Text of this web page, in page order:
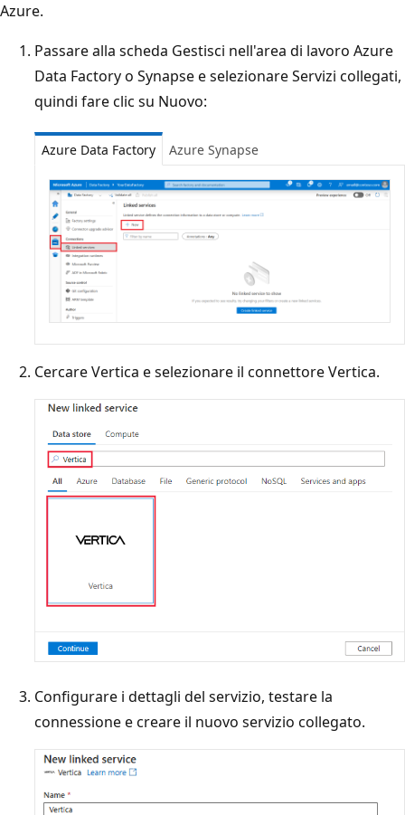
Azure.
Passare alla scheda Gestisci nell'area di lavoro Azure
Data Factory o Synapse e selezionare Servizi collegati,
quindi fare clic su Nuovo:
Azure Data Factory Azure Synapse
Cercare Vertica e selezionare il connettore Vertica.
Configurare i dettagli del servizio, testare la
connessione e creare il nuovo servizio collegato.